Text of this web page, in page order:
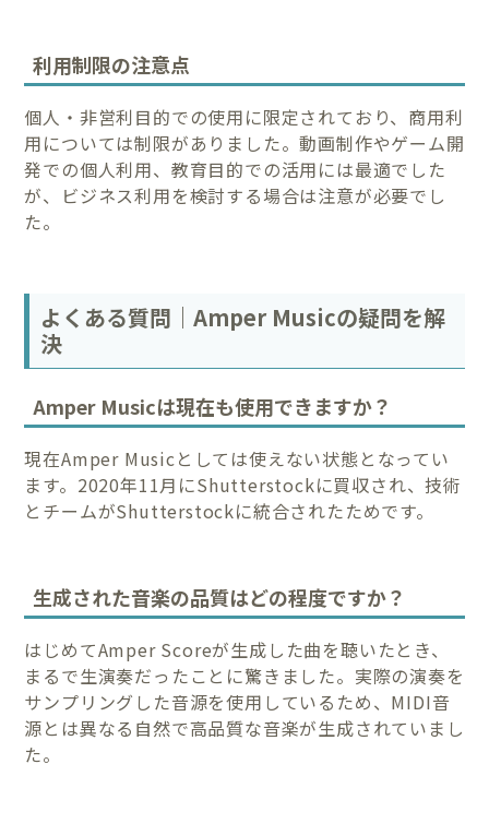
利用制限の注意点
個人・非営利目的での使用に限定されており、商用利
用については制限がありました。動画制作やゲーム開
発での個人利用、教育目的での活用には最適でした
が、ビジネス利用を検討する場合は注意が必要でし
た。
よくある質問｜Amper Musicの疑問を解
決
Amper Musicは現在も使用できますか？
現在Amper Musicとしては使えない状態となってい
ます。2020年11月にShutterstockに買収され、技術
とチームがShutterstockに統合されたためです。
生成された音楽の品質はどの程度ですか？
はじめてAmper Scoreが生成した曲を聴いたとき、
まるで生演奏だったことに驚きました。実際の演奏を
サンプリングした音源を使用しているため、MIDI音
源とは異なる自然で高品質な音楽が生成されていまし
た。